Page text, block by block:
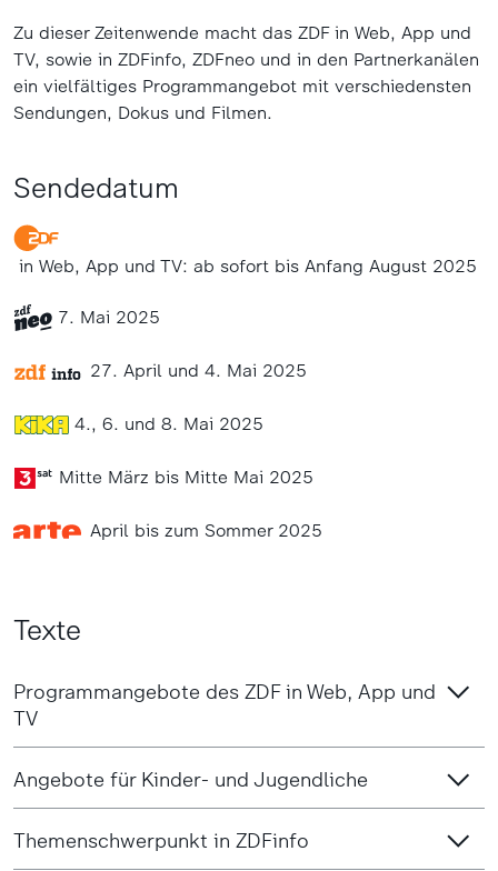
Zu dieser Zeitenwende macht das ZDF in Web, App und
TV, sowie in ZDFinfo, ZDFneo und in den Partnerkanälen
ein vielfältiges Programmangebot mit verschiedensten
Sendungen, Dokus und Filmen.
Sendedatum
in Web, App und TV: ab sofort bis Anfang August 2025
7. Mai 2025
27. April und 4. Mai 2025
4., 6. und 8. Mai 2025
Mitte März bis Mitte Mai 2025
April bis zum Sommer 2025
Texte
Programmangebote des ZDF in Web, App und
TV
Angebote für Kinder- und Jugendliche
Themenschwerpunkt in ZDFinfo